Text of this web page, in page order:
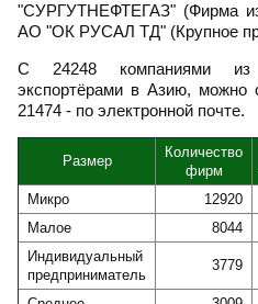
"СУРГУТНЕФТЕГАЗ" (Фирма
АО "ОК РУСАЛ ТД" (Крупное
С 24248 компаниями из
экспортёрами в Азию, можно
21474 - по электронной почте.
Размер
Количество
фирм
Микро
12920
Малое
8044
Индивидуальный
предприниматель
3779